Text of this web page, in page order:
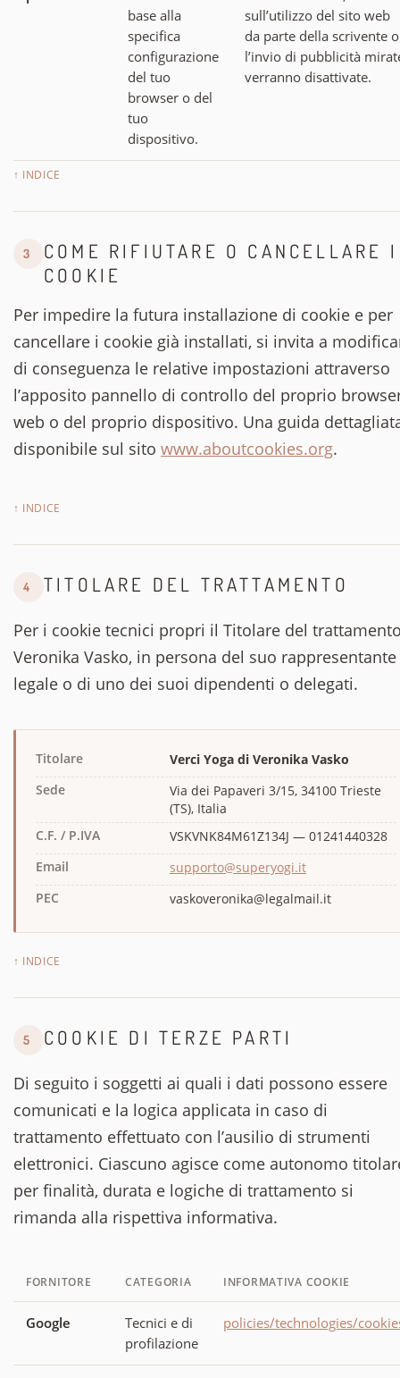
base alla
specifica
configurazione
del tuo
browser o del
tuo
dispositivo.
sull’utilizzo del sito web
da parte della scrivente o
l’invio di pubblicità
verranno disattivate.
↑ INDICE
3
COME RIFIUTARE O CANCELLARE I
COOKIE
Per impedire la futura installazione di cookie e per
cancellare i cookie già installati, si invita a
di conseguenza le relative impostazioni attraverso
l’apposito pannello di controllo del proprio
web o del proprio dispositivo. Una guida
disponibile sul sito www.aboutcookies.org.
↑ INDICE
4 TITOLARE DEL TRATTAMENTO
Per i cookie tecnici propri il Titolare del
Veronika Vasko, in persona del suo rappresentante
legale o di uno dei suoi dipendenti o delegati.
Titolare Verci Yoga di Veronika Vasko
Sede
Via dei Papaveri 3/15, 34100 Trieste
(TS), Italia
C.F. / P.IVA VSKVNK84M61Z134J — 01241440328
Email supporto@superyogi.it
PEC vaskoveronika@legalmail.it
↑ INDICE
5 COOKIE DI TERZE PARTI
Di seguito i soggetti ai quali i dati possono essere
comunicati e la logica applicata in caso di
trattamento effettuato con l’ausilio di strumenti
elettronici. Ciascuno agisce come autonomo
per finalità, durata e logiche di trattamento si
rimanda alla rispettiva informativa.
FORNITORE CATEGORIA INFORMATIVA COOKIE
Google
Tecnici e di
profilazione
policies/technologies/